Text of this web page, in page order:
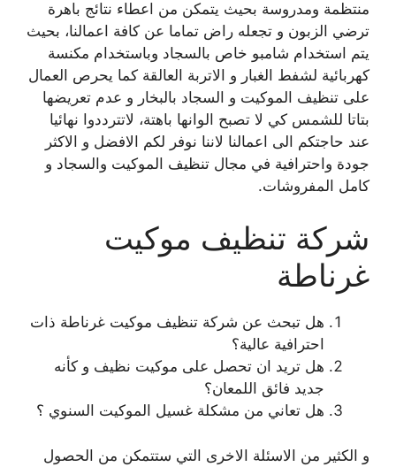
منتظمة ومدروسة بحيث يتمكن من اعطاء نتائج باهرة
ترضي الزبون و تجعله راض تماما عن كافة اعمالنا، بحيث
يتم استخدام شامبو خاص بالسجاد وباستخدام مكنسة
كهربائية لشفط الغبار و الاتربة العالقة كما يحرص العمال
على تنظيف الموكيت و السجاد بالبخار و عدم تعريضها
بتاتا للشمس كي لا تصبح الوانها باهتة، لاتترددوا نهائيا
عند حاجتكم الى اعمالنا لاننا نوفر لكم الافضل و الاكثر
جودة واحترافية في مجال تنظيف الموكيت والسجاد و
كامل المفروشات.
شركة تنظيف موكيت
غرناطة
هل تبحث عن شركة تنظيف موكيت غرناطة ذات
احترافية عالية؟
هل تريد ان تحصل على موكيت نظيف و كأنه
جديد فائق اللمعان؟
هل تعاني من مشكلة غسيل الموكيت السنوي ؟
و الكثير من الاسئلة الاخرى التي ستتمكن من الحصول